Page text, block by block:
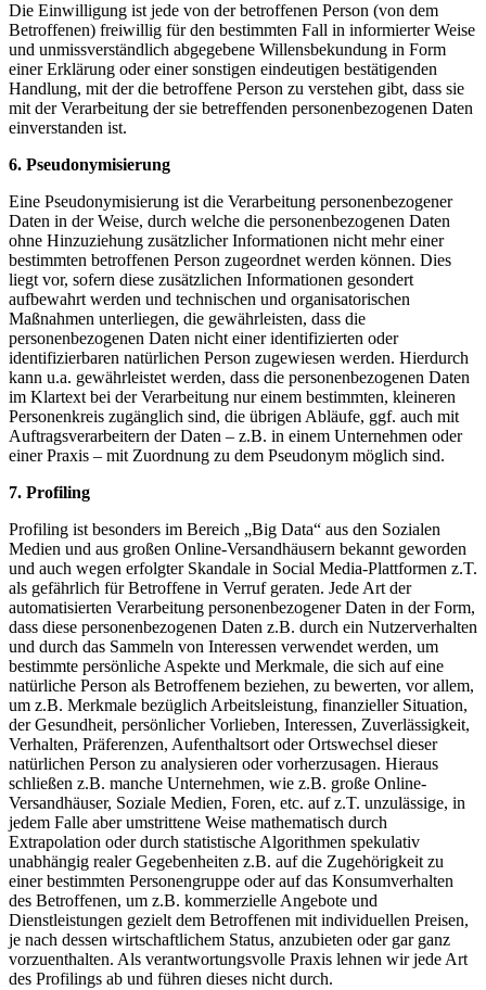
Die Einwilligung ist jede von der betroffenen Person (von dem
Betroffenen) freiwillig für den bestimmten Fall in informierter Weise
und unmissverständlich abgegebene Willensbekundung in Form
einer Erklärung oder einer sonstigen eindeutigen bestätigenden
Handlung, mit der die betroffene Person zu verstehen gibt, dass sie
mit der Verarbeitung der sie betreffenden personenbezogenen Daten
einverstanden ist.
6. Pseudonymisierung
Eine Pseudonymisierung ist die Verarbeitung personenbezogener
Daten in der Weise, durch welche die personenbezogenen Daten
ohne Hinzuziehung zusätzlicher Informationen nicht mehr einer
bestimmten betroffenen Person zugeordnet werden können. Dies
liegt vor, sofern diese zusätzlichen Informationen gesondert
aufbewahrt werden und technischen und organisatorischen
Maßnahmen unterliegen, die gewährleisten, dass die
personenbezogenen Daten nicht einer identifizierten oder
identifizierbaren natürlichen Person zugewiesen werden. Hierdurch
kann u.a. gewährleistet werden, dass die personenbezogenen Daten
im Klartext bei der Verarbeitung nur einem bestimmten, kleineren
Personenkreis zugänglich sind, die übrigen Abläufe, ggf. auch mit
Auftragsverarbeitern der Daten – z.B. in einem Unternehmen oder
einer Praxis – mit Zuordnung zu dem Pseudonym möglich sind.
7. Profiling
Profiling ist besonders im Bereich „Big Data“ aus den Sozialen
Medien und aus großen Online-Versandhäusern bekannt geworden
und auch wegen erfolgter Skandale in Social Media-Plattformen z.T.
als gefährlich für Betroffene in Verruf geraten. Jede Art der
automatisierten Verarbeitung personenbezogener Daten in der Form,
dass diese personenbezogenen Daten z.B. durch ein Nutzerverhalten
und durch das Sammeln von Interessen verwendet werden, um
bestimmte persönliche Aspekte und Merkmale, die sich auf eine
natürliche Person als Betroffenem beziehen, zu bewerten, vor allem,
um z.B. Merkmale bezüglich Arbeitsleistung, finanzieller Situation,
der Gesundheit, persönlicher Vorlieben, Interessen, Zuverlässigkeit,
Verhalten, Präferenzen, Aufenthaltsort oder Ortswechsel dieser
natürlichen Person zu analysieren oder vorherzusagen. Hieraus
schließen z.B. manche Unternehmen, wie z.B. große Online-
Versandhäuser, Soziale Medien, Foren, etc. auf z.T. unzulässige, in
jedem Falle aber umstrittene Weise mathematisch durch
Extrapolation oder durch statistische Algorithmen spekulativ
unabhängig realer Gegebenheiten z.B. auf die Zugehörigkeit zu
einer bestimmten Personengruppe oder auf das Konsumverhalten
des Betroffenen, um z.B. kommerzielle Angebote und
Dienstleistungen gezielt dem Betroffenen mit individuellen Preisen,
je nach dessen wirtschaftlichem Status, anzubieten oder gar ganz
vorzuenthalten. Als verantwortungsvolle Praxis lehnen wir jede Art
des Profilings ab und führen dieses nicht durch.